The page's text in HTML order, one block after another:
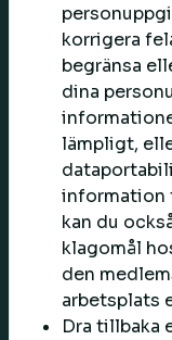
korrigera
begränsa
dina
lämpligt,
information
kan du
klagomål
den
arbetsplats
Dra tillbaka